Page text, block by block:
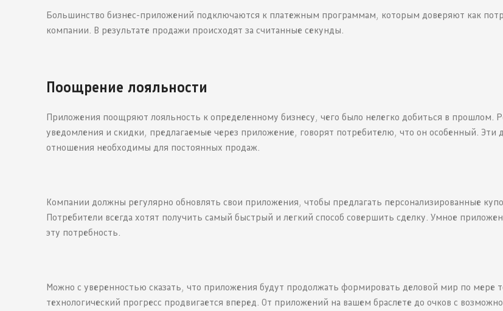
Большинство бизнес-приложений подключаются к платежным программам, которым доверяют как
компании. В результате продажи происходят за считанные секунды.
Поощрение лояльности
Приложения поощряют лояльность к определенному бизнесу, чего было нелегко добиться в прошлом.
уведомления и скидки, предлагаемые через приложение, говорят потребителю, что он особенный. Эти
отношения необходимы для постоянных продаж.
Компании должны регулярно обновлять свои приложения, чтобы предлагать персонализированные
Потребители всегда хотят получить самый быстрый и легкий способ совершить сделку. Умное
эту потребность.
Можно с уверенностью сказать, что приложения будут продолжать формировать деловой мир по мере
технологический прогресс продвигается вперед. От приложений на вашем браслете до очков с